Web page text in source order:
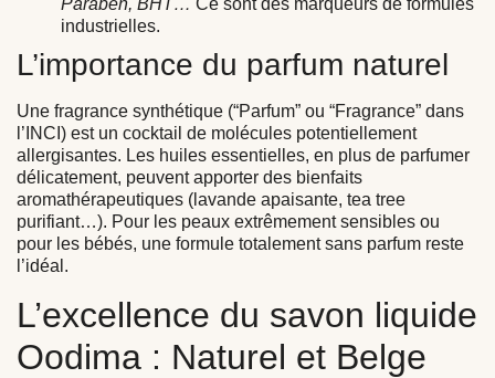
Paraben, BHT… Ce sont des marqueurs de formules
industrielles.
L’importance du parfum naturel
Une fragrance synthétique (“Parfum” ou “Fragrance” dans
l’INCI) est un cocktail de molécules potentiellement
allergisantes. Les huiles essentielles, en plus de parfumer
délicatement, peuvent apporter des bienfaits
aromathérapeutiques (lavande apaisante, tea tree
purifiant…). Pour les peaux extrêmement sensibles ou
pour les bébés, une formule totalement sans parfum reste
l’idéal.
L’excellence du savon liquide
Oodima : Naturel et Belge